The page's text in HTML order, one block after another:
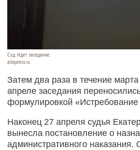
Суд. Идет заседание.
altapress.ru
Затем два раза в течение
апреле заседания
формулировкой «Истребование
Наконец 27 апреля судья
вынесла постановление о
административного наказания.